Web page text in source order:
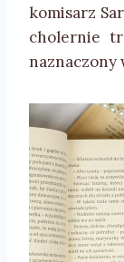
komisarz
cholernie
naznaczony